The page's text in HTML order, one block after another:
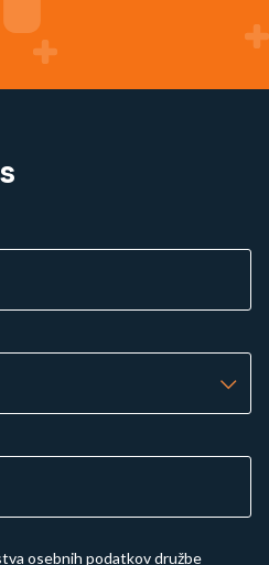
osebnih podatkov družbe